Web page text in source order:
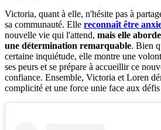
Victoria, quant à elle, n'hésite pas à
sa communauté. Elle reconnaît être
nouvelle vie qui l'attend, mais elle
une détermination remarquable. Bien
certaine inquiétude, elle montre une
ses peurs et se prépare à accueillir ce
confiance. Ensemble, Victoria et Loren
complicité et une force unie face aux défis